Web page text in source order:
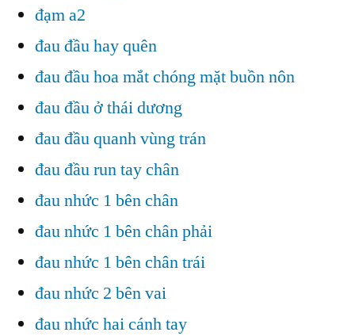
đạm a2
đau đầu hay quên
đau đầu hoa mắt chóng mặt buồn nôn
đau đầu ở thái dương
đau đầu quanh vùng trán
đau đầu run tay chân
đau nhức 1 bên chân
đau nhức 1 bên chân phải
đau nhức 1 bên chân trái
đau nhức 2 bên vai
đau nhức hai cánh tay